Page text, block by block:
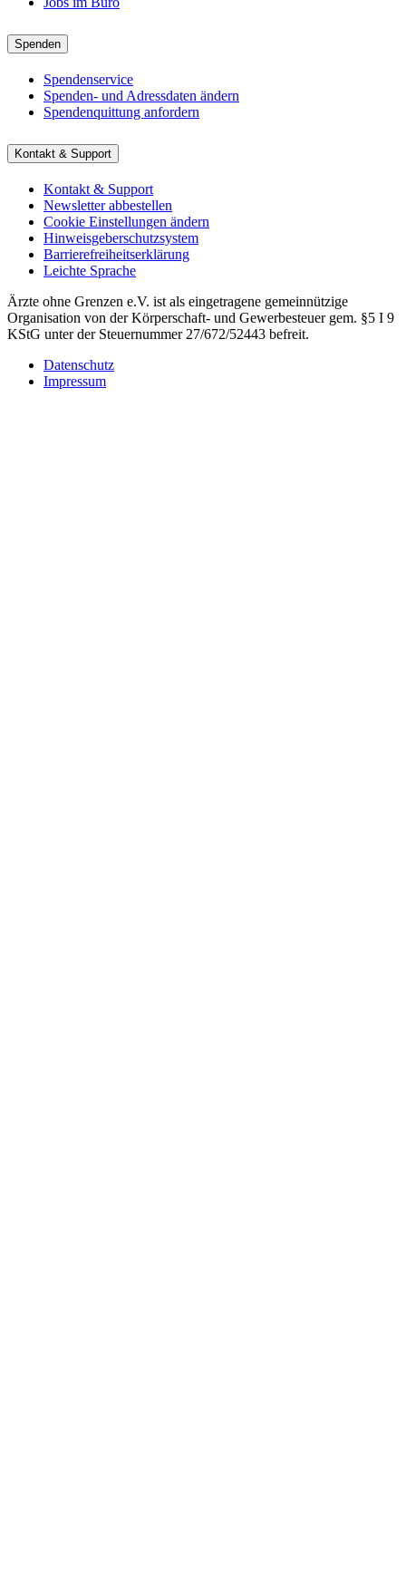
Spenden
Spendenservice
Spenden- und Adressdaten ändern
Spendenquittung anfordern
Kontakt & Support
Kontakt & Support
Newsletter abbestellen
Cookie Einstellungen ändern
Hinweisgeberschutzsystem
Barrierefreiheitserklärung
Leichte Sprache
Ärzte ohne Grenzen e.V. ist als eingetragene gemeinnützige
Organisation von der Körperschaft- und Gewerbesteuer gem. §5 I 9
KStG unter der Steuernummer 27/672/52443 befreit.
Datenschutz
Impressum